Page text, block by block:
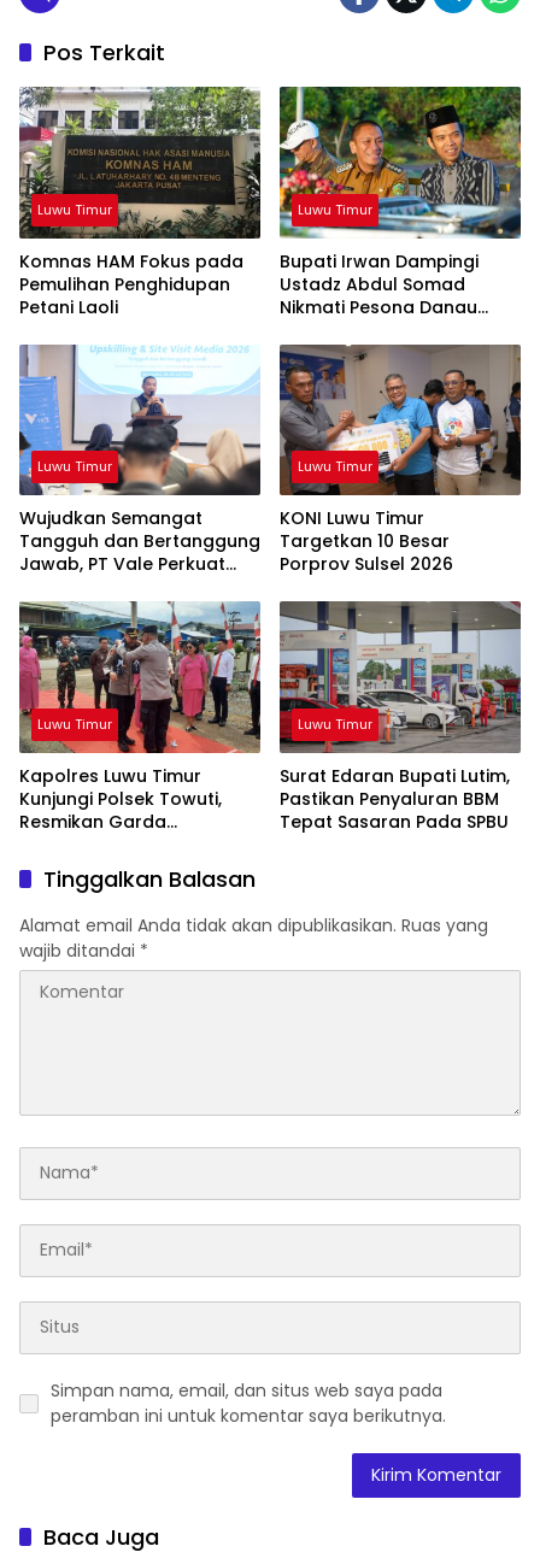
Pos Terkait
Luwu Timur
Komnas HAM Fokus pada
Pemulihan Penghidupan
Petani Laoli
Luwu Timur
Bupati Irwan Dampingi
Ustadz Abdul Somad
Nikmati Pesona Danau
Luwu Timur
Wujudkan Semangat
Tangguh dan Bertanggung
Jawab, PT Vale Perkuat
yang Kredibel
Luwu Timur
KONI Luwu Timur
Targetkan 10 Besar
Porprov Sulsel 2026
Luwu Timur
Kapolres Luwu Timur
Kunjungi Polsek Towuti,
Resmikan Garda
Desa Timampu
Luwu Timur
Surat Edaran Bupati Lutim,
Pastikan Penyaluran BBM
Tepat Sasaran Pada SPBU
Tinggalkan Balasan
Alamat email Anda tidak akan dipublikasikan. Ruas yang
wajib ditandai *
Simpan nama, email, dan situs web saya pada
peramban ini untuk komentar saya berikutnya.
Baca Juga